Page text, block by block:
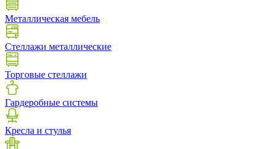
Металлическая мебель
Стеллажи металлические
Торговые стеллажи
Гардеробные системы
Кресла и стулья